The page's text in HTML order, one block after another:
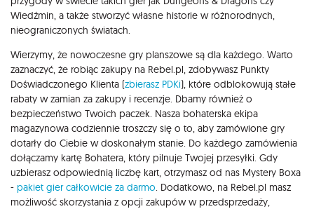
Wiedźmin, a także stworzyć własne historie w różnorodnych,
nieograniczonych światach.
Wierzymy, że nowoczesne gry planszowe są dla każdego. Warto
zaznaczyć, że robiąc zakupy na Rebel.pl, zdobywasz Punkty
Doświadczonego Klienta (zbierasz PDKi), które odblokowują stałe
rabaty w zamian za zakupy i recenzje. Dbamy również o
bezpieczeństwo Twoich paczek. Nasza bohaterska ekipa
magazynowa codziennie troszczy się o to, aby zamówione gry
dotarły do Ciebie w doskonałym stanie. Do każdego zamówienia
dołączamy kartę Bohatera, który pilnuje Twojej przesyłki. Gdy
uzbierasz odpowiednią liczbę kart, otrzymasz od nas Mystery Boxa
- pakiet gier całkowicie za darmo. Dodatkowo, na Rebel.pl masz
możliwość skorzystania z opcji zakupów w przedsprzedaży,